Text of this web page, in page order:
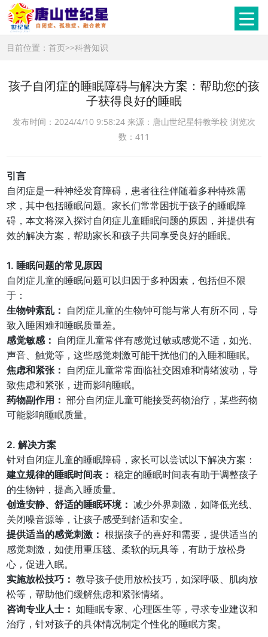
目前位置：首页>>科普知识
孩子自闭症的睡眠障碍与解决方案：帮助您的孩
子获得良好的睡眠
发布时间：2024/4/10 9:58:24 来源：唐山世纪星特教学校 浏览次
数：411
引言
自闭症是一种神经发育障碍，患者往往伴随着多种特殊需
求，其中包括睡眠问题。家长们常常困扰于孩子的睡眠障
碍，本文将深入探讨自闭症儿童睡眠问题的原因，并提供有
效的解决方案，帮助家长和孩子共同享受良好的睡眠。
1. 睡眠问题的常见原因
自闭症儿童的睡眠问题可以归因于多种因素，包括但不限
于：
生物钟紊乱：
自闭症儿童的生物钟可能与常人有所不同，导
致入睡困难和睡眠质量差。
感觉敏感：
自闭症儿童常伴有感觉过敏或感觉不适，如光、
声音、触觉等，这些感觉刺激可能干扰他们的入睡和睡眠。
焦虑和紧张：
自闭症儿童常常面临社交困难和情绪波动，导
致焦虑和紧张，进而影响睡眠。
药物副作用： 部分自闭症儿童可能接受药物治疗，某些药物
可能影响睡眠质量。
2. 解决方案
针对自闭症儿童的睡眠障碍，家长可以尝试以下解决方案：
建立规律的睡眠时间表： 稳定的睡眠时间表有助于调整孩子
的生物钟，提高入睡质量。
创造安静、舒适的睡眠环境： 减少外界刺激，如降低光线、
关闭噪音源等，让孩子感受到舒适和安全。
提供适当的感觉刺激： 根据孩子的喜好和需要，提供适当的
感觉刺激，如使用重压毯、柔软的玩具等，有助于放松身
心，促进入眠。
实施放松技巧： 教导孩子使用放松技巧，如深呼吸、肌肉放
松等，帮助他们缓解焦虑和紧张情绪。
咨询专业人士： 如睡眠专家、心理医生等，寻求专业建议和
治疗，针对孩子的具体情况制定个性化的睡眠方案。